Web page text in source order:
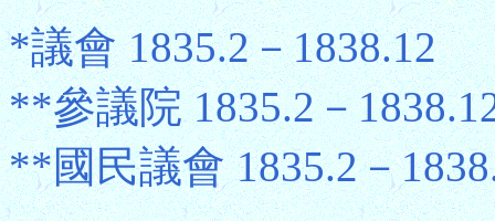
*議會 1835.2－1838.12
**參議院 1835.2－
**國民議會 1835.2－